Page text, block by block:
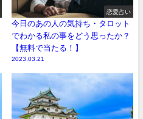
恋愛占い
今日のあの人の気持ち・タロット
でわかる私の事をどう思ったか？
【無料で当たる！】
2023.03.21